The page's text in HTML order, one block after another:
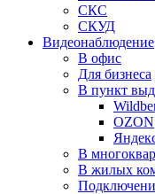
СКС
СКУД
Видеонаблюдение
В офис
Для бизнеса
В пункт
OZON
В
В жилых